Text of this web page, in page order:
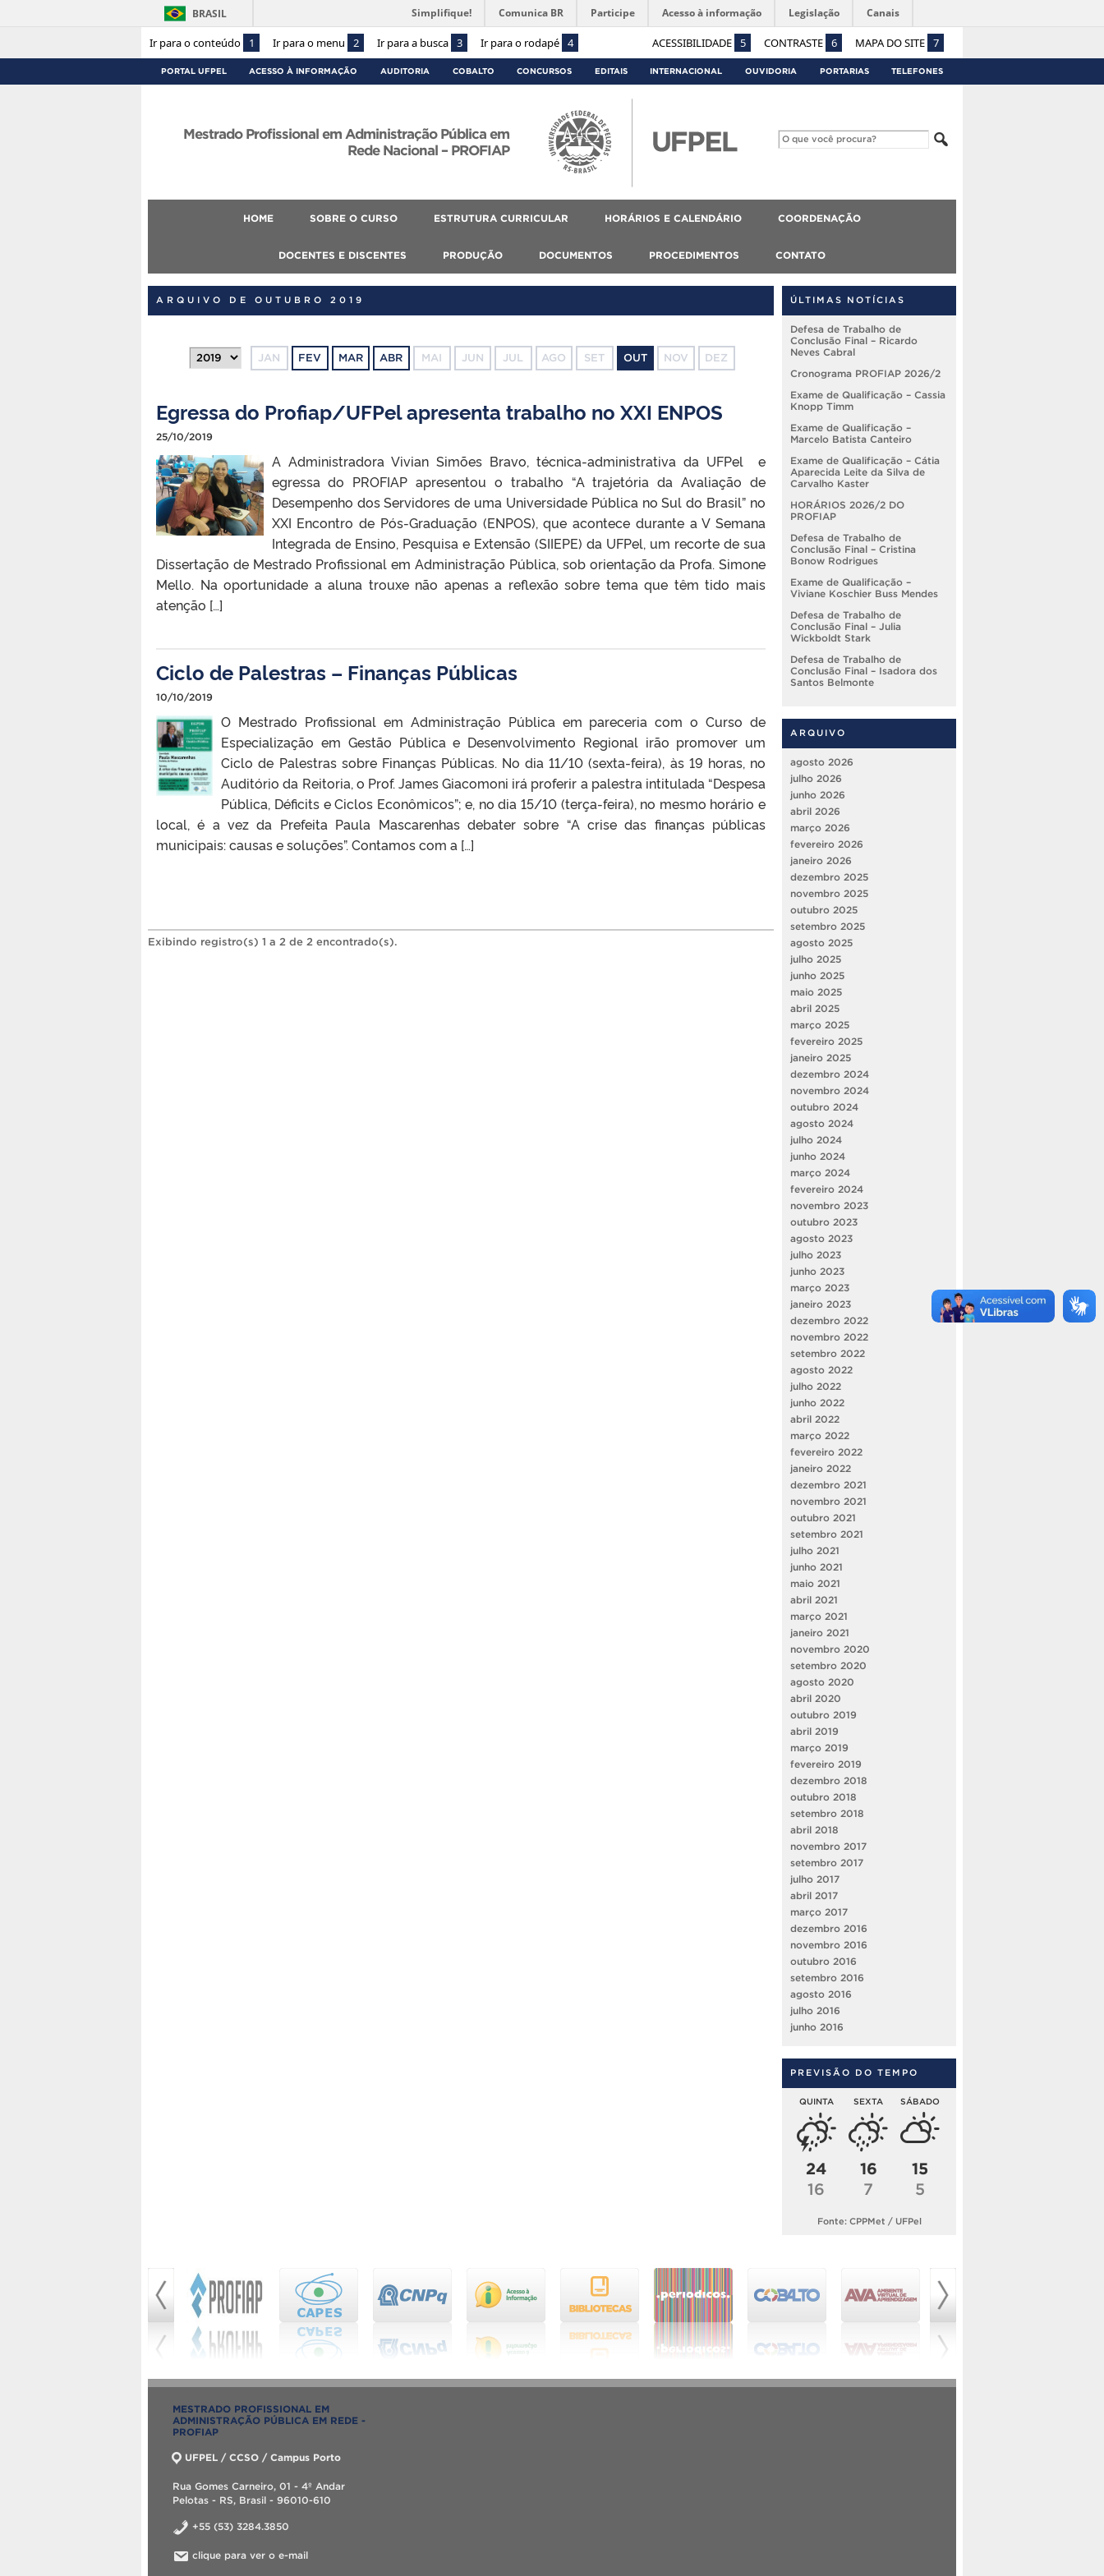
Ir para o conteúdo 1 Ir para o menu 2 Ir para a busca 3 Ir para o rodapé 4 ACESSIBILIDADE 5 CONTRASTE 6 MAPA DO SITE 7
BRASIL Simplifique! Comunica BR Participe Acesso à informação Legislação Canais
PORTAL UFPEL ACESSO À INFORMAÇÃO AUDITORIA COBALTO CONCURSOS EDITAIS INTERNACIONAL OUVIDORIA PORTARIAS TELEFONES
Mestrado Profissional em Administração Pública em
Rede Nacional – PROFIAP
HOME SOBRE O CURSO ESTRUTURA CURRICULAR HORÁRIOS E CALENDÁRIO COORDENAÇÃO
DOCENTES E DISCENTES PRODUÇÃO DOCUMENTOS PROCEDIMENTOS CONTATO
ARQUIVO DE OUTUBRO 2019
JAN FEV MAR ABR MAI JUN JUL AGO SET OUT NOV DEZ
Egressa do Profiap/UFPel apresenta trabalho no XXI ENPOS
25/10/2019
A Administradora Vivian Simões Bravo, técnica-administrativa da UFPel e
egressa do PROFIAP apresentou o trabalho “A trajetória da Avaliação de
Desempenho dos Servidores de uma Universidade Pública no Sul do Brasil” no
XXI Encontro de Pós-Graduação (ENPOS), que acontece durante a V Semana
Integrada de Ensino, Pesquisa e Extensão (SIIEPE) da UFPel, um recorte de sua
Dissertação de Mestrado Profissional em Administração Pública, sob orientação da Profa. Simone
Mello. Na oportunidade a aluna trouxe não apenas a reflexão sobre tema que têm tido mais
atenção […]
Ciclo de Palestras – Finanças Públicas
10/10/2019
O Mestrado Profissional em Administração Pública em pareceria com o Curso de
Especialização em Gestão Pública e Desenvolvimento Regional irão promover um
Ciclo de Palestras sobre Finanças Públicas. No dia 11/10 (sexta-feira), às 19 horas, no
Auditório da Reitoria, o Prof. James Giacomoni irá proferir a palestra intitulada “Despesa
Pública, Déficits e Ciclos Econômicos”; e, no dia 15/10 (terça-feira), no mesmo horário e
local, é a vez da Prefeita Paula Mascarenhas debater sobre “A crise das finanças públicas
municipais: causas e soluções”. Contamos com a […]
Exibindo registro(s) 1 a 2 de 2 encontrado(s).
ÚLTIMAS NOTÍCIAS
Defesa de Trabalho de
Conclusão Final – Ricardo
Neves Cabral
Cronograma PROFIAP 2026/2
Exame de Qualificação – Cassia
Knopp Timm
Exame de Qualificação –
Marcelo Batista Canteiro
Exame de Qualificação – Cátia
Aparecida Leite da Silva de
Carvalho Kaster
HORÁRIOS 2026/2 DO
PROFIAP
Defesa de Trabalho de
Conclusão Final – Cristina
Bonow Rodrigues
Exame de Qualificação –
Viviane Koschier Buss Mendes
Defesa de Trabalho de
Conclusão Final – Julia
Wickboldt Stark
Defesa de Trabalho de
Conclusão Final – Isadora dos
Santos Belmonte
ARQUIVO
agosto 2026
julho 2026
junho 2026
abril 2026
março 2026
fevereiro 2026
janeiro 2026
dezembro 2025
novembro 2025
outubro 2025
setembro 2025
agosto 2025
julho 2025
junho 2025
maio 2025
abril 2025
março 2025
fevereiro 2025
janeiro 2025
dezembro 2024
novembro 2024
outubro 2024
agosto 2024
julho 2024
junho 2024
março 2024
fevereiro 2024
novembro 2023
outubro 2023
agosto 2023
julho 2023
junho 2023
março 2023
janeiro 2023
dezembro 2022
novembro 2022
setembro 2022
agosto 2022
julho 2022
junho 2022
abril 2022
março 2022
fevereiro 2022
janeiro 2022
dezembro 2021
novembro 2021
outubro 2021
setembro 2021
julho 2021
junho 2021
maio 2021
abril 2021
março 2021
janeiro 2021
novembro 2020
setembro 2020
agosto 2020
abril 2020
outubro 2019
abril 2019
março 2019
fevereiro 2019
dezembro 2018
outubro 2018
setembro 2018
abril 2018
novembro 2017
setembro 2017
julho 2017
abril 2017
março 2017
dezembro 2016
novembro 2016
outubro 2016
setembro 2016
agosto 2016
julho 2016
junho 2016
PREVISÃO DO TEMPO
QUINTA
24
16
SEXTA
16
7
SÁBADO
15
5
Fonte: CPPMet / UFPel
MESTRADO PROFISSIONAL EM
ADMINISTRAÇÃO PÚBLICA EM REDE -
PROFIAP
UFPEL / CCSO / Campus Porto
Rua Gomes Carneiro, 01 - 4º Andar
Pelotas - RS, Brasil - 96010-610
+55 (53) 3284.3850
clique para ver o e-mail